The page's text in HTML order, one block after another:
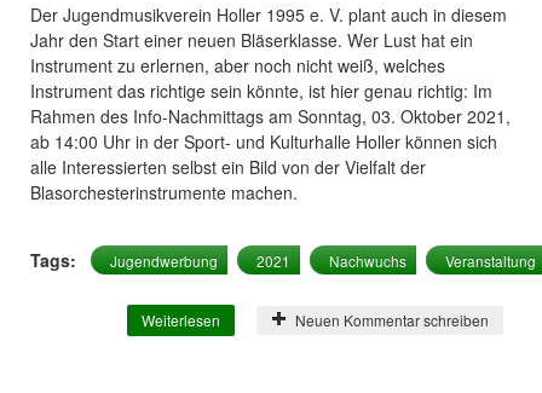
Der Jugendmusikverein Holler 1995 e. V. plant auch in diesem
Jahr den Start einer neuen Bläserklasse. Wer Lust hat ein
Instrument zu erlernen, aber noch nicht weiß, welches
Instrument das richtige sein könnte, ist hier genau richtig: Im
Rahmen des Info-Nachmittags am Sonntag, 03. Oktober 2021,
ab 14:00 Uhr in der Sport- und Kulturhalle Holler können sich
alle Interessierten selbst ein Bild von der Vielfalt der
Blasorchesterinstrumente machen.
Tags: Jugendwerbung 2021 Nachwuchs Veranstaltung
Weiterlesen über Jugendwerbung 2021
Neuen Kommentar schreiben